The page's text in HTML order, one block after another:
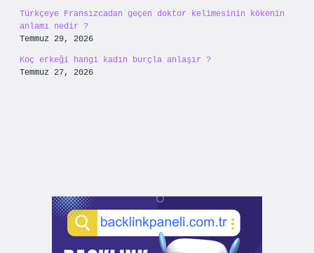
Türkçeye Fransızcadan geçen doktor kelimesinin kökenin
anlamı nedir ?
Temmuz 29, 2026
Koç erkeği hangi kadın burçla anlaşır ?
Temmuz 27, 2026